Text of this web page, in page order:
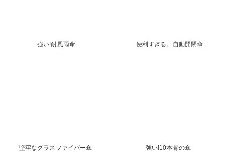
強い!耐風雨傘 便利すぎる。自動開閉傘
堅牢なグラスファイバー傘 強い!10本骨の傘